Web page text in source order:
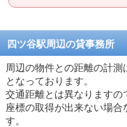
四ツ谷駅周辺の貸事務所
周辺の物件との距離の計
となっております。
交通距離とは異なりますの
座標の取得が出来ない場合
す。